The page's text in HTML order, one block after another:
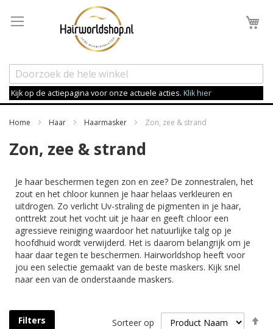
Kijk op de actiepagina voor onze actuele acties. Klik hier
Home Haar Haarmasker Zon, zee & strand
Zon, zee & strand
Je haar beschermen tegen zon en zee? De zonnestralen, het
zout en het chloor kunnen je haar helaas verkleuren en
uitdrogen. Zo verlicht Uv-straling de pigmenten in je haar,
onttrekt zout het vocht uit je haar en geeft chloor een
agressieve reiniging waardoor het natuurlijke talg op je
hoofdhuid wordt verwijderd. Het is daarom belangrijk om je
haar daar tegen te beschermen. Hairworldshop heeft voor
jou een selectie gemaakt van de beste maskers. Kijk snel
naar een van de onderstaande maskers.
Filters Sorteer op